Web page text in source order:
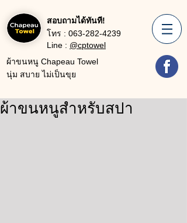
สอบถามได้ทันที!
โทร : 063-282-4239
Line : @cptowel
ผ้าขนหนู Chapeau Towel
นุ่ม สบาย ไม่เป็นขุย
ผ้าขนหนูสำหรับสปา